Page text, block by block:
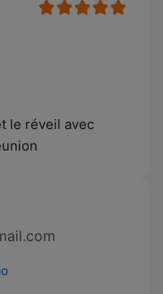
le réveil avec